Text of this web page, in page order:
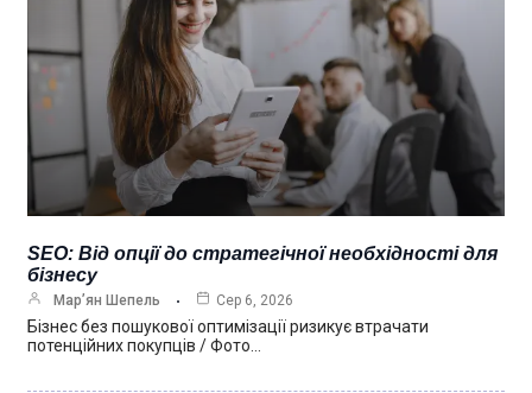
SEO: Від опції до стратегічної необхідності для
бізнесу
Мар’ян Шепель Сер 6, 2026
Бізнес без пошукової оптимізації ризикує втрачати
потенційних покупців / Фото…